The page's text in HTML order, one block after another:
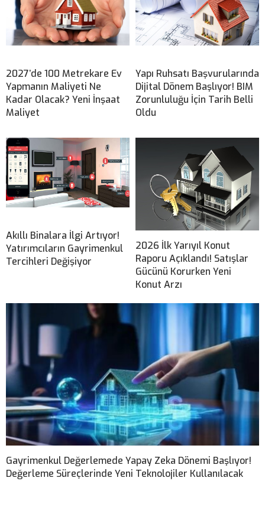
2027’de 100 Metrekare Ev
Yapmanın Maliyeti Ne
Kadar Olacak? Yeni İnşaat
Maliyet
Yapı Ruhsatı Başvurularında
Dijital Dönem Başlıyor! BIM
Zorunluluğu İçin Tarih Belli
Oldu
Akıllı Binalara İlgi Artıyor!
Yatırımcıların Gayrimenkul
Tercihleri Değişiyor
2026 İlk Yarıyıl Konut
Raporu Açıklandı! Satışlar
Gücünü Korurken Yeni
Konut Arzı
Gayrimenkul Değerlemede Yapay Zeka Dönemi Başlıyor!
Değerleme Süreçlerinde Yeni Teknolojiler Kullanılacak